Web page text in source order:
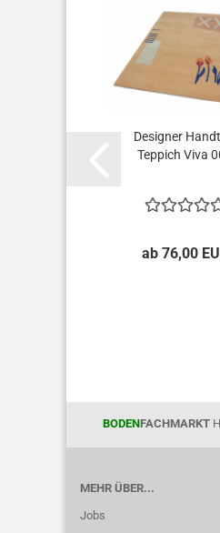
Designer
Teppich Viva
ab 76,00
BODENFACHMARKT
MEHR ÜBER...
Jobs